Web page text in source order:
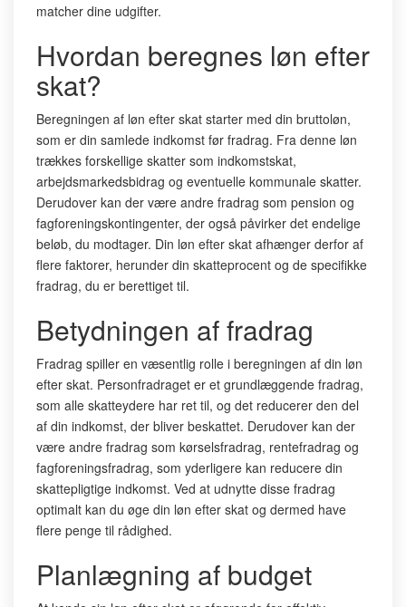
matcher dine udgifter.
Hvordan beregnes løn efter
skat?
Beregningen af løn efter skat starter med din bruttoløn,
som er din samlede indkomst før fradrag. Fra denne løn
trækkes forskellige skatter som indkomstskat,
arbejdsmarkedsbidrag og eventuelle kommunale skatter.
Derudover kan der være andre fradrag som pension og
fagforeningskontingenter, der også påvirker det endelige
beløb, du modtager. Din løn efter skat afhænger derfor af
flere faktorer, herunder din skatteprocent og de specifikke
fradrag, du er berettiget til.
Betydningen af fradrag
Fradrag spiller en væsentlig rolle i beregningen af din løn
efter skat. Personfradraget er et grundlæggende fradrag,
som alle skatteydere har ret til, og det reducerer den del
af din indkomst, der bliver beskattet. Derudover kan der
være andre fradrag som kørselsfradrag, rentefradrag og
fagforeningsfradrag, som yderligere kan reducere din
skattepligtige indkomst. Ved at udnytte disse fradrag
optimalt kan du øge din løn efter skat og dermed have
flere penge til rådighed.
Planlægning af budget